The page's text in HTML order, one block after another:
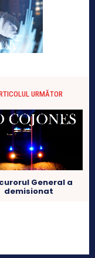
URMĂTOR
General a
demisionat